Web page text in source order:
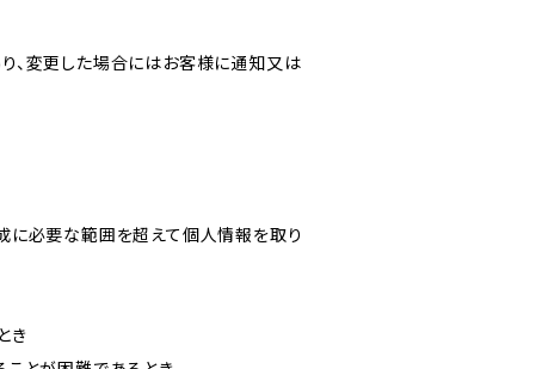
、変更した場合にはお客様に通知又は
に必要な範囲を超えて個人情報を取り
き